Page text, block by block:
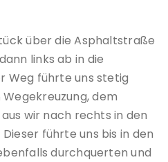
über die Asphaltstraße
links ab in die
Weg führte uns stetig
dem
wir nach rechts in den
führte uns bis in den
durchquerten und